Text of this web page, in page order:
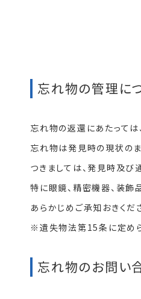
忘れ物の管理に
忘れ物の返還にあたっては
忘れ物は発見時の現状のま
つきましては、発見時及び
特に眼鏡、精密機器、装飾
あらかじめご承知おきくだ
※遺失物法第15条に定めら
忘れ物のお問い